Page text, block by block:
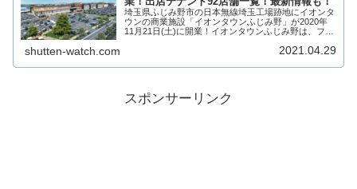
埼玉県ふじみ野市の日本無線埼玉工場跡地にイオンタ
ウンの商業施設「イオンタウンふじみ野」が2020年
11月21日(土)に開業！イオンタウンふじみ野は、ファ
が出店！テナントは？アクセスは？そうい...
shutten-watch.com 2021.04.29
スポンサーリンク